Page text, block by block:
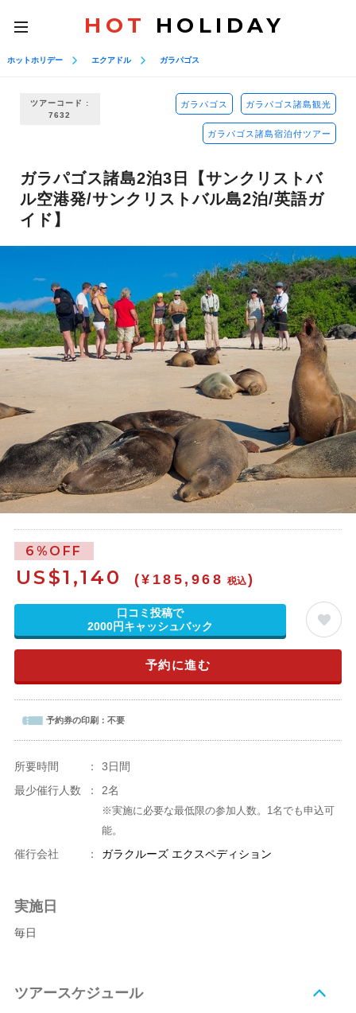
toggle
navigation
HOT HOLIDAY
ホットホリデー エクアドル ガラパゴス
ツアーコード :
7632
ガラパゴス ガラパゴス諸島観光
ガラパゴス諸島宿泊付ツアー
ガラパゴス諸島2泊3日【サンクリストバ
ル空港発/サンクリストバル島2泊/英語ガ
イド】
6%OFF
US$1,140 (¥185,968 税込)
口コミ投稿で
2000円キャッシュバック
予約に進む
予約券の印刷： 不要
所要時間 ：
3日間
最少催行人数
： 2名
※実施に必要な最低限の参加人数。1名でも申込可
能。
催行会社 ： ガラクルーズ エクスペディション
実施日
毎日
ツアースケジュール